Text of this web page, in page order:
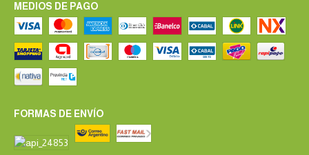
MEDIOS DE PAGO
FORMAS DE ENVÍO